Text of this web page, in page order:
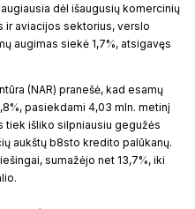
dėl išaugusių komercinių
ir aviacijos sektorius, verslo
augimas siekė 1,7%, atsigavęs
(NAR) pranešė, kad esamų
pasiekdami 4,03 mln. metinį
tiek išliko silpniausiu gegužės
aukštų b8sto kredito palūkanų.
sumažėjo net 13,7%, iki